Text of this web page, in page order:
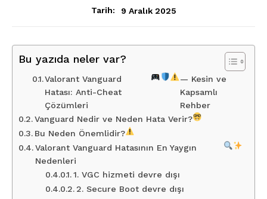
Tarih:
9 Aralık 2025
Bu yazıda neler var?
Valorant Vanguard
Hatası: Anti-Cheat
Çözümleri
— Kesin ve
Kapsamlı
Rehber
Vanguard Nedir ve Neden Hata Verir?
Bu Neden Önemlidir?
Valorant Vanguard Hatasının En Yaygın
Nedenleri
1. VGC hizmeti devre dışı
2. Secure Boot devre dışı